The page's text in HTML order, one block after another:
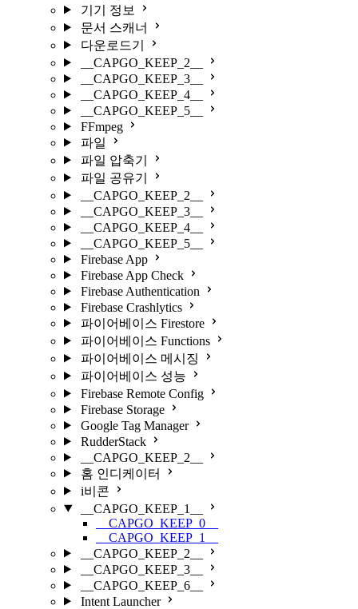
기기 정보
문서 스캐너
다운로드기
__CAPGO_KEEP_2__
__CAPGO_KEEP_3__
__CAPGO_KEEP_4__
__CAPGO_KEEP_5__
FFmpeg
파일
파일 압축기
파일 공유기
__CAPGO_KEEP_2__
__CAPGO_KEEP_3__
__CAPGO_KEEP_4__
__CAPGO_KEEP_5__
Firebase App
Firebase App Check
Firebase Authentication
Firebase Crashlytics
파이어베이스 Firestore
파이어베이스 Functions
파이어베이스 메시징
파이어베이스 성능
Firebase Remote Config
Firebase Storage
Google Tag Manager
RudderStack
__CAPGO_KEEP_2__
홈 인디케이터
i비콘
__CAPGO_KEEP_1__
__CAPGO_KEEP_0__
__CAPGO_KEEP_1__
__CAPGO_KEEP_2__
__CAPGO_KEEP_3__
__CAPGO_KEEP_6__
Intent Launcher